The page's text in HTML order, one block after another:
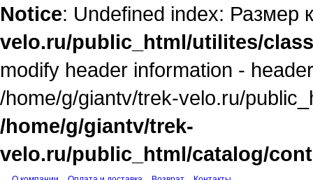
Notice: Undefined index: Размер
velo.ru/public_html/utilites/
modify header information -
/home/g/giantv/trek-velo.ru/
/home/g/giantv/trek-
velo.ru/public_html/catalog/